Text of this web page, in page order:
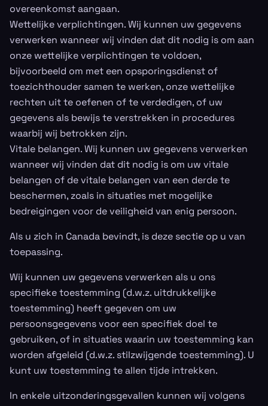
overeenkomst aangaan.
Wettelijke verplichtingen. Wij kunnen uw gegevens
verwerken wanneer wij vinden dat dit nodig is om aan
onze wettelijke verplichtingen te voldoen,
bijvoorbeeld om met een opsporingsdienst of
toezichthouder samen te werken, onze wettelijke
rechten uit te oefenen of te verdedigen, of uw
gegevens als bewijs te verstrekken in procedures
waarbij wij betrokken zijn.
Vitale belangen. Wij kunnen uw gegevens verwerken
wanneer wij vinden dat dit nodig is om uw vitale
belangen of de vitale belangen van een derde te
beschermen, zoals in situaties met mogelijke
bedreigingen voor de veiligheid van enig persoon.
Als u zich in Canada bevindt, is deze sectie op u van
toepassing.
Wij kunnen uw gegevens verwerken als u ons
specifieke toestemming (d.w.z. uitdrukkelijke
toestemming) heeft gegeven om uw
persoonsgegevens voor een specifiek doel te
gebruiken, of in situaties waarin uw toestemming kan
worden afgeleid (d.w.z. stilzwijgende toestemming). U
kunt uw toestemming te allen tijde intrekken.
In enkele uitzonderingsgevallen kunnen wij volgens